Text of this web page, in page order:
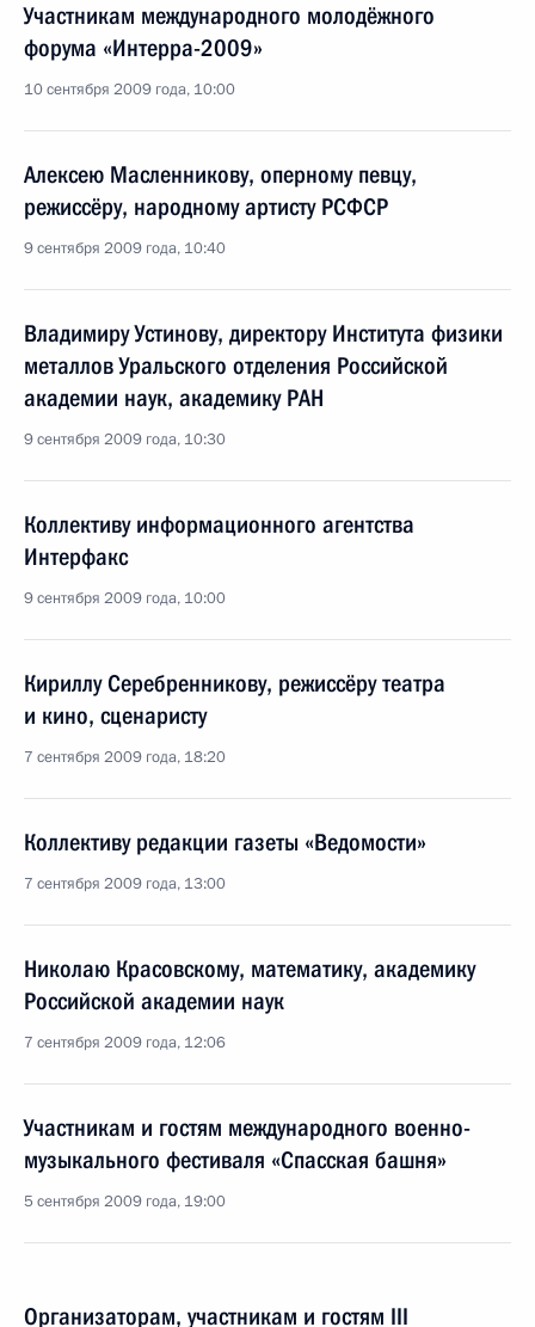
Участникам международного молодёжного
форума «Интерра-2009»
10 сентября 2009 года, 10:00
Алексею Масленникову, оперному певцу,
режиссёру, народному артисту РСФСР
9 сентября 2009 года, 10:40
Владимиру Устинову, директору Института физики
металлов Уральского отделения Российской
академии наук, академику РАН
9 сентября 2009 года, 10:30
Коллективу информационного агентства
Интерфакс
9 сентября 2009 года, 10:00
Кириллу Серебренникову, режиссёру театра
и кино, сценаристу
7 сентября 2009 года, 18:20
Коллективу редакции газеты «Ведомости»
7 сентября 2009 года, 13:00
Николаю Красовскому, математику, академику
Российской академии наук
7 сентября 2009 года, 12:06
Участникам и гостям международного военно-
музыкального фестиваля «Спасская башня»
5 сентября 2009 года, 19:00
Организаторам, участникам и гостям III